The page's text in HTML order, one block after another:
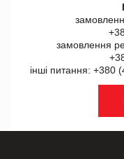
замовлення
інші питання: +380